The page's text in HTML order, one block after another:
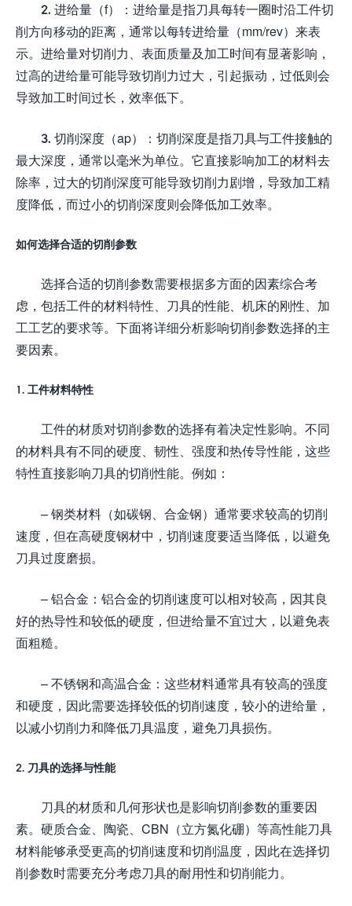
2. 进给量（f）：进给量是指刀具每转一圈时沿工件切
削方向移动的距离，通常以每转进给量（mm/rev）来表
示。进给量对切削力、表面质量及加工时间有显著影响，
过高的进给量可能导致切削力过大，引起振动，过低则会
导致加工时间过长，效率低下。
3. 切削深度（ap）：切削深度是指刀具与工件接触的
最大深度，通常以毫米为单位。它直接影响加工的材料去
除率，过大的切削深度可能导致切削力剧增，导致加工精
度降低，而过小的切削深度则会降低加工效率。
如何选择合适的切削参数
选择合适的切削参数需要根据多方面的因素综合考
虑，包括工件的材料特性、刀具的性能、机床的刚性、加
工工艺的要求等。下面将详细分析影响切削参数选择的主
要因素。
1. 工件材料特性
工件的材质对切削参数的选择有着决定性影响。不同
的材料具有不同的硬度、韧性、强度和热传导性能，这些
特性直接影响刀具的切削性能。例如：
– 钢类材料（如碳钢、合金钢）通常要求较高的切削
速度，但在高硬度钢材中，切削速度要适当降低，以避免
刀具过度磨损。
– 铝合金：铝合金的切削速度可以相对较高，因其良
好的热导性和较低的硬度，但进给量不宜过大，以避免表
面粗糙。
– 不锈钢和高温合金：这些材料通常具有较高的强度
和硬度，因此需要选择较低的切削速度，较小的进给量，
以减小切削力和降低刀具温度，避免刀具损伤。
2. 刀具的选择与性能
刀具的材质和几何形状也是影响切削参数的重要因
素。硬质合金、陶瓷、CBN（立方氮化硼）等高性能刀具
材料能够承受更高的切削速度和切削温度，因此在选择切
削参数时需要充分考虑刀具的耐用性和切削能力。